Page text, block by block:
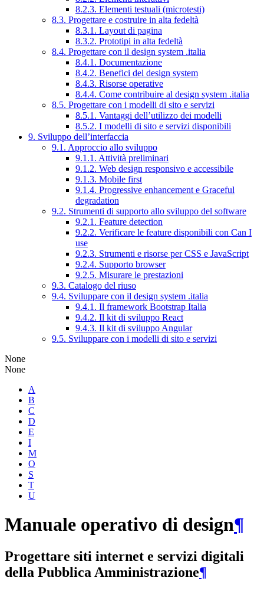
8.2.3. Elementi testuali (microtesti)
8.3. Progettare e costruire in alta fedeltà
8.3.1. Layout di pagina
8.3.2. Prototipi in alta fedeltà
8.4. Progettare con il design system .italia
8.4.1. Documentazione
8.4.2. Benefici del design system
8.4.3. Risorse operative
8.4.4. Come contribuire al design system .italia
8.5. Progettare con i modelli di sito e servizi
8.5.1. Vantaggi dell’utilizzo dei modelli
8.5.2. I modelli di sito e servizi disponibili
9. Sviluppo dell’interfaccia
9.1. Approccio allo sviluppo
9.1.1. Attività preliminari
9.1.2. Web design responsivo e accessibile
9.1.3. Mobile first
9.1.4. Progressive enhancement e Graceful
degradation
9.2. Strumenti di supporto allo sviluppo del software
9.2.1. Feature detection
9.2.2. Verificare le feature disponibili con Can I
use
9.2.3. Strumenti e risorse per CSS e JavaScript
9.2.4. Supporto browser
9.2.5. Misurare le prestazioni
9.3. Catalogo del riuso
9.4. Sviluppare con il design system .italia
9.4.1. Il framework Bootstrap Italia
9.4.2. Il kit di sviluppo React
9.4.3. Il kit di sviluppo Angular
9.5. Sviluppare con i modelli di sito e servizi
None
None
A
B
C
D
E
I
M
O
S
T
U
Manuale operativo di design¶
Progettare siti internet e servizi digitali
della Pubblica Amministrazione¶